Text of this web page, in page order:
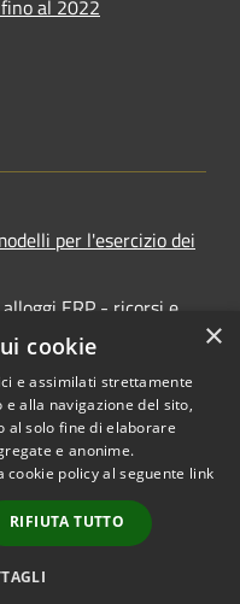
al 2022
per l'esercizio dei
ERP - ricorsi e
© 2026 • Comune di
Ancona • Powered by
Municipium•
Accesso
redazione
×
cookie
e assimilati strettamente
alla navigazione del sito,
al solo fine di elaborare
e anonime.
policy al seguente link
RIFIUTA TUTTO